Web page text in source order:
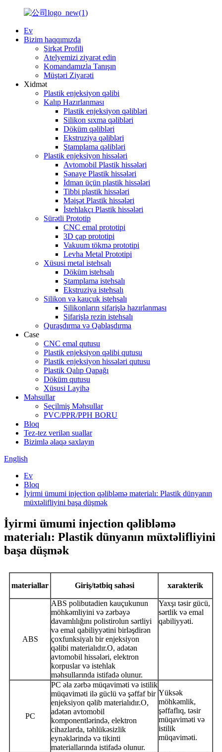
Ev
Bizim haqqımızda
Şirkət Profili
Atelyemizi ziyarət edin
Komandamızla Tanışın
Müştəri Ziyarəti
Xidmət
Plastik enjeksiyon qəlibi
Kalıp Hazırlanması
Plastik enjeksiyon qəlibləri
Silikon sıxma qəlibləri
Döküm qəlibləri
Ekstruziya qəlibləri
Ştamplama qəlibləri
Plastik enjeksiyon hissələri
Avtomobil Plastik hissələri
Sənaye Plastik hissələri
İdman üçün plastik hissələri
Tibbi plastik hissələri
Məişət Plastik hissələri
İstehlakçı Plastik hissələri
Sürətli Prototip
CNC emal prototipi
3D çap prototipi
Vakuum tökmə prototipi
Levha Metal Prototipi
Xüsusi metal istehsalı
Döküm istehsalı
Ştamplama istehsalı
Ekstruziya istehsalı
Silikon və kauçuk istehsalı
Silikonların sifarişlə hazırlanması
Sifarişlə rezin istehsalı
Quraşdırma və Qablaşdırma
Case
CNC emal qutusu
Plastik enjeksiyon qəlibi qutusu
Plastik enjeksiyon hissələri qutusu
Plastik Qalıp Qapağı
Döküm qutusu
Xüsusi Layihə
Məhsullar
Seçilmiş Məhsullar
PVC/PPR/PPH BORU
Bloq
Tez-tez verilən suallar
Bizimlə əlaqə saxlayın
English
Ev
Bloq
İyirmi ümumi injection qəlibləmə materialı: Plastik dünyanın
müxtəlifliyini başa düşmək
İyirmi ümumi injection qəlibləmə
materialı: Plastik dünyanın müxtəlifliyini
başa düşmək
materiallar Giriş/tətbiq sahəsi xarakterik
ABS
ABS polibutadien kauçukunun
möhkəmliyini və zərbəyə
davamlılığını polistirolun sərtliyi
və emal qabiliyyətini birləşdirən
çoxfunksiyalı bir enjeksiyon
qəlibi materialıdır.O, adətən
avtomobil hissələri, elektron
korpuslar və istehlak
məhsullarında istifadə olunur.
Yaxşı təsir gücü,
sərtlik və emal
qabiliyyəti.
PC
PC əla zərbə müqaviməti və istilik
müqaviməti ilə güclü və şəffaf bir
enjeksiyon qəlib materialıdır.O,
adətən avtomobil
komponentlərində, elektron
cihazlarda, təhlükəsizlik
eynəklərində və tikinti
materiallarında istifadə olunur.
Yüksək
möhkəmlik,
şəffaflıq, təsir
müqaviməti və
istilik
müqaviməti.